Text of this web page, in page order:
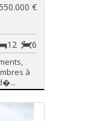
550.000 €
6
12
à